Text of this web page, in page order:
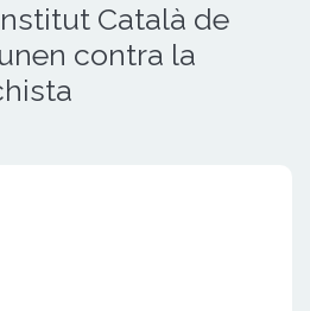
Català de
contra la